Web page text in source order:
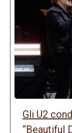
Gli U2
“Beautiful